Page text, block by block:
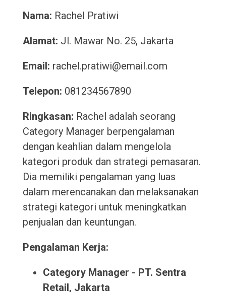
Nama: Rachel Pratiwi
Alamat: Jl. Mawar No. 25, Jakarta
Email: rachel.pratiwi@email.com
Telepon: 081234567890
Ringkasan: Rachel adalah seorang
Category Manager berpengalaman
dengan keahlian dalam mengelola
kategori produk dan strategi pemasaran.
Dia memiliki pengalaman yang luas
dalam merencanakan dan melaksanakan
strategi kategori untuk meningkatkan
penjualan dan keuntungan.
Pengalaman Kerja:
Category Manager - PT. Sentra
Retail, Jakarta